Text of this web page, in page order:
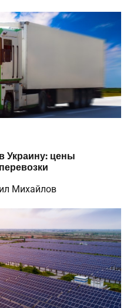
Украину: цены
Михайлов